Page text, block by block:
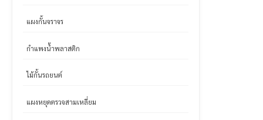
แผงกั้นจราจร
กำแพงน้ำพลาสติก
ไม้กั้นรถยนต์
แผงหยุดตรวจสามเหลี่ยม